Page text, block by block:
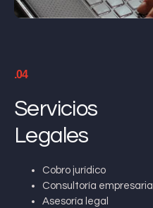
.04
Servicios
Legales
Cobro jurídico
Consultoría empresarial
Asesoría legal